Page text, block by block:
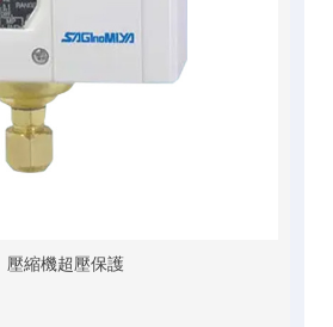
壓縮機超壓保護